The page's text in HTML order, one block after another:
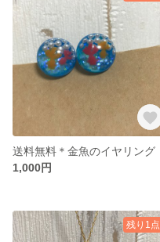
送料無料＊金魚のイヤリング
1,000円
残り1点